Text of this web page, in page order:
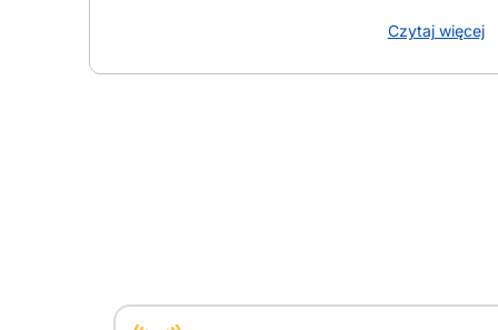
wspiera bezpieczeństwo, a kiedy zaczyna
Znajdziesz tu praktyczne spojrzenie na ryzyka
monitoring służy ochronie przed realnym
Czytaj więcej